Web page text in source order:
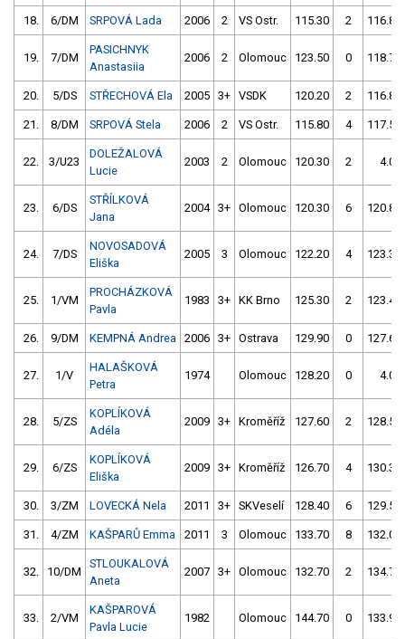
18. 6/DM SRPOVÁ Lada 2006 2 VS Ostr. 115.30 2 116.80
19. 7/DM
PASICHNYK
Anastasiia
2006 2 Olomouc 123.50 0 118.70
20. 5/DS STŘECHOVÁ Ela 2005 3+ VSDK 120.20 2 116.80
21. 8/DM SRPOVÁ Stela 2006 2 VS Ostr. 115.80 4 117.50
22. 3/U23
DOLEŽALOVÁ
Lucie
2003 2 Olomouc 120.30 2 4.00
23. 6/DS
STŘÍLKOVÁ
Jana
2004 3+ Olomouc 120.30 6 120.80
24. 7/DS
NOVOSADOVÁ
Eliška
2005 3 Olomouc 122.20 4 123.30
25. 1/VM
PROCHÁZKOVÁ
Pavla
1983 3+ KK Brno 125.30 2 123.40
26. 9/DM KEMPNÁ Andrea 2006 3+ Ostrava 129.90 0 127.60
27. 1/V
HALAŠKOVÁ
Petra
1974 Olomouc 128.20 0 4.00
28. 5/ZS
KOPLÍKOVÁ
Adéla
2009 3+ Kroměříž 127.60 2 128.50
29. 6/ZS
KOPLÍKOVÁ
Eliška
2009 3+ Kroměříž 126.70 4 130.30
30. 3/ZM LOVECKÁ Nela 2011 3+ SKVeselí 128.40 6 129.50
31. 4/ZM KAŠPARŮ Emma 2011 3 Olomouc 133.70 8 132.00
32. 10/DM
STLOUKALOVÁ
Aneta
2007 3+ Olomouc 132.70 2 134.70
33. 2/VM
KAŠPAROVÁ
Pavla Lucie
1982 Olomouc 144.70 0 133.90